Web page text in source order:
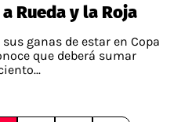
Rueda y la Roja
ganas de estar en Copa
que deberá sumar